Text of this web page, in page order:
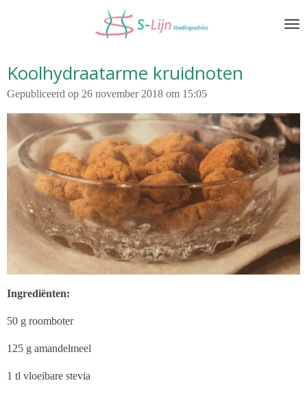
hoofdinhoud
Koolhydraatarme kruidnoten
Gepubliceerd op 26 november 2018 om 15:05
Ingrediënten:
50 g roomboter
125 g amandelmeel
1 tl vloeibare stevia